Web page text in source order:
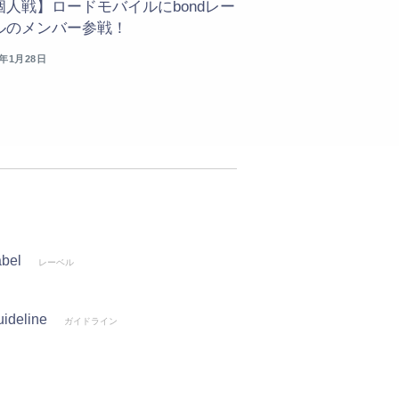
人戦】ロードモバイルにbondレー
のメンバー参戦！
1月28日
レーベル
ガイドライン